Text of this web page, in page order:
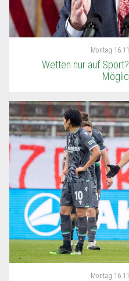
Montag
Wetten nur auf
Montag